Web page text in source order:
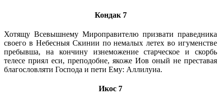
Кондак 7
Хотящу Всевышнему Мироправителю призвати праведника
своего в Небесныя Скинии по немалых летех во игуменстве
пребывша, на кончину изнеможение старческое и скорбь
телесе приял еси, преподобне, якоже Иов оный не преставая
благословляти Господа и пети Ему: Аллилуиа.
Икос 7